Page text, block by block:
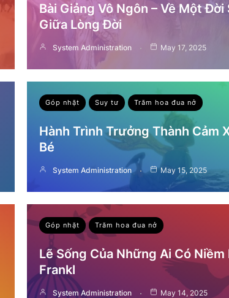
Bài Giảng Vô Ngôn – Về Một Đời
Giữa Lòng Đời
System Administration May 17, 2025
Góp nhặt Suy tư Trăm hoa đua nở
Hành Trình Trưởng Thành Cảm
Bé
System Administration May 15, 2025
Góp nhặt Trăm hoa đua nở
Lẽ Sống Của Những Ai Có
Frankl
System Administration May 14, 2025